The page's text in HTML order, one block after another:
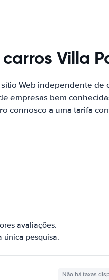
Villa
Web independente
empresas bem
connosco a uma tarifa
avaliações.
única pesquisa.
Não há taxas